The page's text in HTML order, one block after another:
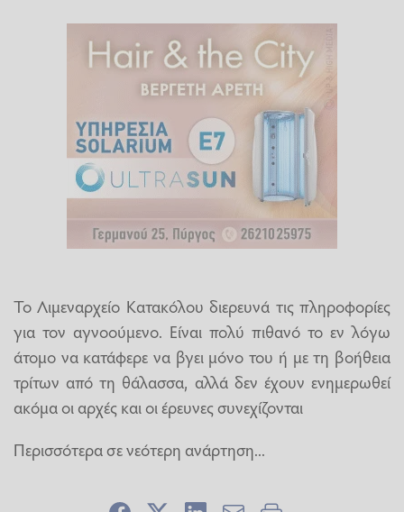
Το Λιμεναρχείο Κατακόλου διερευνά τις πληροφορίες
για τον αγνοούμενο. Είναι πολύ πιθανό το εν λόγω
άτομο να κατάφερε να βγει μόνο του ή με τη βοήθεια
τρίτων από τη θάλασσα, αλλά δεν έχουν ενημερωθεί
ακόμα οι αρχές και οι έρευνες συνεχίζονται
Περισσότερα σε νεότερη ανάρτηση...